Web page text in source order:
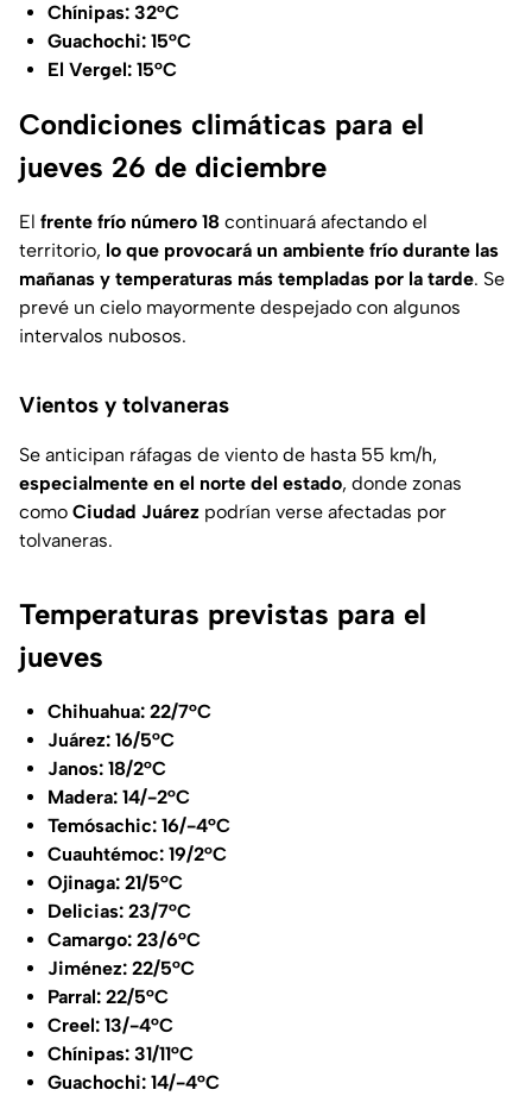
Chínipas: 32°C
Guachochi: 15°C
El Vergel: 15°C
Condiciones climáticas para el
jueves 26 de diciembre
El frente frío número 18 continuará afectando el
territorio, lo que provocará un ambiente frío durante las
mañanas y temperaturas más templadas por la tarde. Se
prevé un cielo mayormente despejado con algunos
intervalos nubosos.
Vientos y tolvaneras
Se anticipan ráfagas de viento de hasta 55 km/h,
especialmente en el norte del estado, donde zonas
como Ciudad Juárez podrían verse afectadas por
tolvaneras.
Temperaturas previstas para el
jueves
Chihuahua: 22/7°C
Juárez: 16/5°C
Janos: 18/2°C
Madera: 14/-2°C
Temósachic: 16/-4°C
Cuauhtémoc: 19/2°C
Ojinaga: 21/5°C
Delicias: 23/7°C
Camargo: 23/6°C
Jiménez: 22/5°C
Parral: 22/5°C
Creel: 13/-4°C
Chínipas: 31/11°C
Guachochi: 14/-4°C